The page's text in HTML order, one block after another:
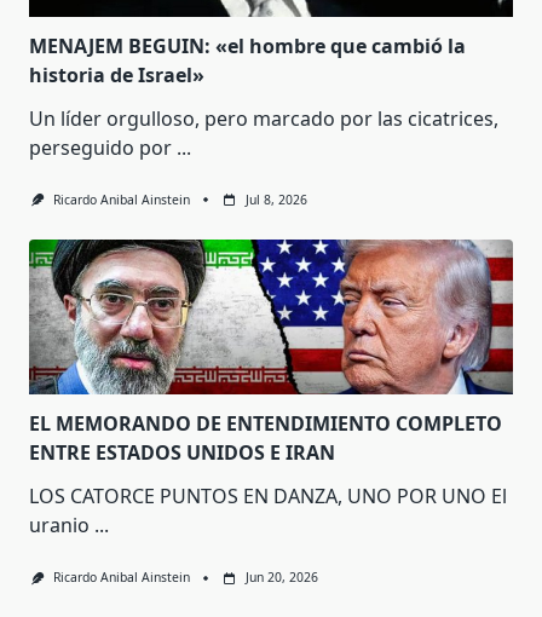
MENAJEM BEGUIN: «el hombre que cambió la
historia de Israel»
Un líder orgulloso, pero marcado por las cicatrices,
perseguido por ...
Ricardo Anibal Ainstein Jul 8, 2026
EL MEMORANDO DE ENTENDIMIENTO COMPLETO
ENTRE ESTADOS UNIDOS E IRAN
LOS CATORCE PUNTOS EN DANZA, UNO POR UNO El
uranio ...
Ricardo Anibal Ainstein Jun 20, 2026